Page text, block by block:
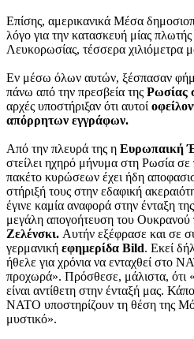
Επίσης, αμερικανικά Μέσα
λόγο για την κατασκευή μίας
Λευκορωσίας, τέσσερα χιλιόμετρα
Εν μέσω όλων αυτών, ξέσπασαν
πάνω από την πρεσβεία της Ρωσίας
αρχές υποστήριξαν ότι αυτοί
απόρρητων εγγράφων.
Από την πλευρά της η Ευρωπαική
στείλει ηχηρό μήνυμα στη Ρωσία
πακέτο κυρώσεων έχει ήδη
στήριξή τους στην εδαφική
έγινε καμία αναφορά στην ένταξη
μεγάλη απογοήτευση του Ουκρανού
Ζελένσκι. Αυτήν εξέφρασε και σε
γερμανική εφημερίδα Bild. Εκεί
ήθελε για χρόνια να ενταχθεί στο
προχωρά». Πρόσθεσε, μάλιστα, ότι
είναι αντίθετη στην ένταξή μας.
ΝΑΤΟ υποστηρίζουν τη θέση της
μυστικό».